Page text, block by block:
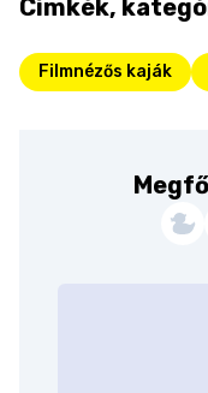
Címkék,
Filmnézős kaják